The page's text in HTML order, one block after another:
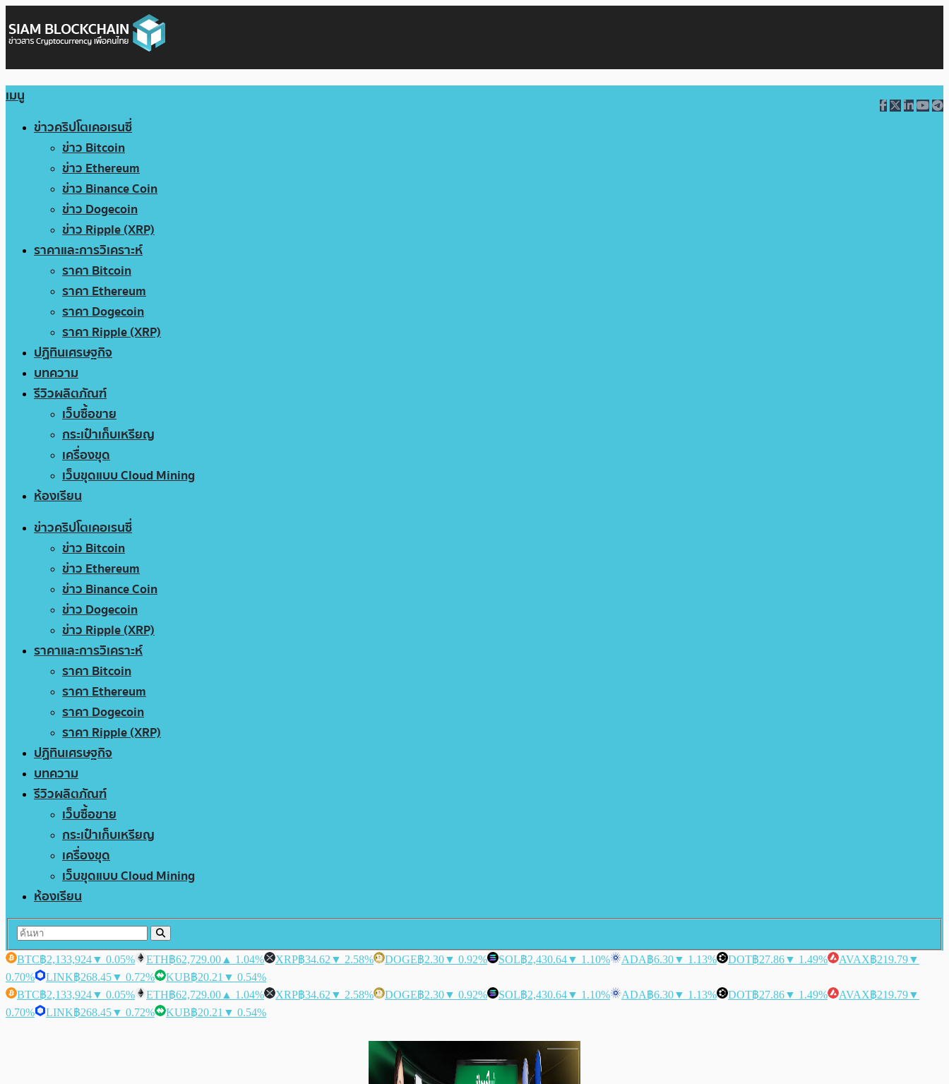
เมนู
ข่าวคริปโตเคอเรนซี่
ข่าว Bitcoin
ข่าว Ethereum
ข่าว Binance Coin
ข่าว Dogecoin
ข่าว Ripple (XRP)
ราคาและการวิเคราะห์
ราคา Bitcoin
ราคา Ethereum
ราคา Dogecoin
ราคา Ripple (XRP)
ปฏิทินเศรษฐกิจ
บทความ
รีวิวผลิตภัณฑ์
เว็บซื้อขาย
กระเป๋าเก็บเหรียญ
เครื่องขุด
เว็บขุดแบบ Cloud Mining
ห้องเรียน
ข่าวคริปโตเคอเรนซี่
ข่าว Bitcoin
ข่าว Ethereum
ข่าว Binance Coin
ข่าว Dogecoin
ข่าว Ripple (XRP)
ราคาและการวิเคราะห์
ราคา Bitcoin
ราคา Ethereum
ราคา Dogecoin
ราคา Ripple (XRP)
ปฏิทินเศรษฐกิจ
บทความ
รีวิวผลิตภัณฑ์
เว็บซื้อขาย
กระเป๋าเก็บเหรียญ
เครื่องขุด
เว็บขุดแบบ Cloud Mining
ห้องเรียน
BTC฿2,133,924▼ 0.05% ETH฿62,729.00 ▲ 1.04% XRP฿34.62 ▼ 2.58% DOGE฿2.30▼ 0.92% SOL฿2,430.64▼ 1.10% ADA฿6.30▼ 1.13% DOT฿27.86▼ 1.49% AVAX฿219.79▼
0.70%
LINK฿268.45▼ 0.72% KUB฿20.21 ▼ 0.54%
BTC฿2,133,924▼ 0.05% ETH฿62,729.00 ▲ 1.04% XRP฿34.62 ▼ 2.58% DOGE฿2.30▼ 0.92% SOL฿2,430.64▼ 1.10% ADA฿6.30▼ 1.13% DOT฿27.86▼ 1.49% AVAX฿219.79▼
0.70%
LINK฿268.45▼ 0.72% KUB฿20.21 ▼ 0.54%